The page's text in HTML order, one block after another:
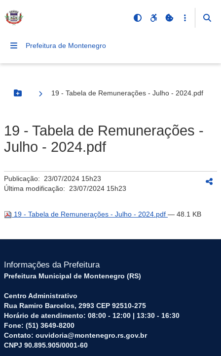
Prefeitura de Montenegro
Botão Menu
19 - Tabela de Remunerações - Julho - 2024.pdf
19 - Tabela de Remunerações -
Julho - 2024.pdf
Publicação: 23/07/2024 15h23
Última modificação: 23/07/2024 15h23
19 - Tabela de Remunerações - Julho - 2024.pdf — 48.1 KB
Informações da Prefeitura
Prefeitura Municipal de Montenegro (RS)
Centro Administrativo
Rua Ramiro Barcelos, 2993 CEP 92510-275
Horário de atendimento: 08:00 - 12:00 | 13:30 - 16:30
Fone: (51) 3649-8200
Contato: ouvidoria@montenegro.rs.gov.br
CNPJ 90.895.905/0001-60